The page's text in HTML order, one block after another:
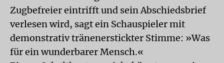
Zugbefreier eintrifft und sein Abschiedsbrief
verlesen wird, sagt ein Schauspieler mit
demonstrativ tränenerstickter Stimme: »Was
für ein wunderbarer Mensch.«